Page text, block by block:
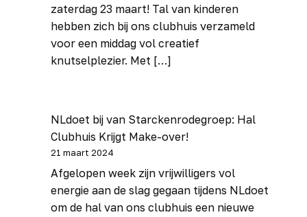
zaterdag 23 maart! Tal van kinderen
hebben zich bij ons clubhuis verzameld
voor een middag vol creatief
knutselplezier. Met […]
NLdoet bij van Starckenrodegroep: Hal
Clubhuis Krijgt Make-over!
21 maart 2024
Afgelopen week zijn vrijwilligers vol
energie aan de slag gegaan tijdens NLdoet
om de hal van ons clubhuis een nieuwe